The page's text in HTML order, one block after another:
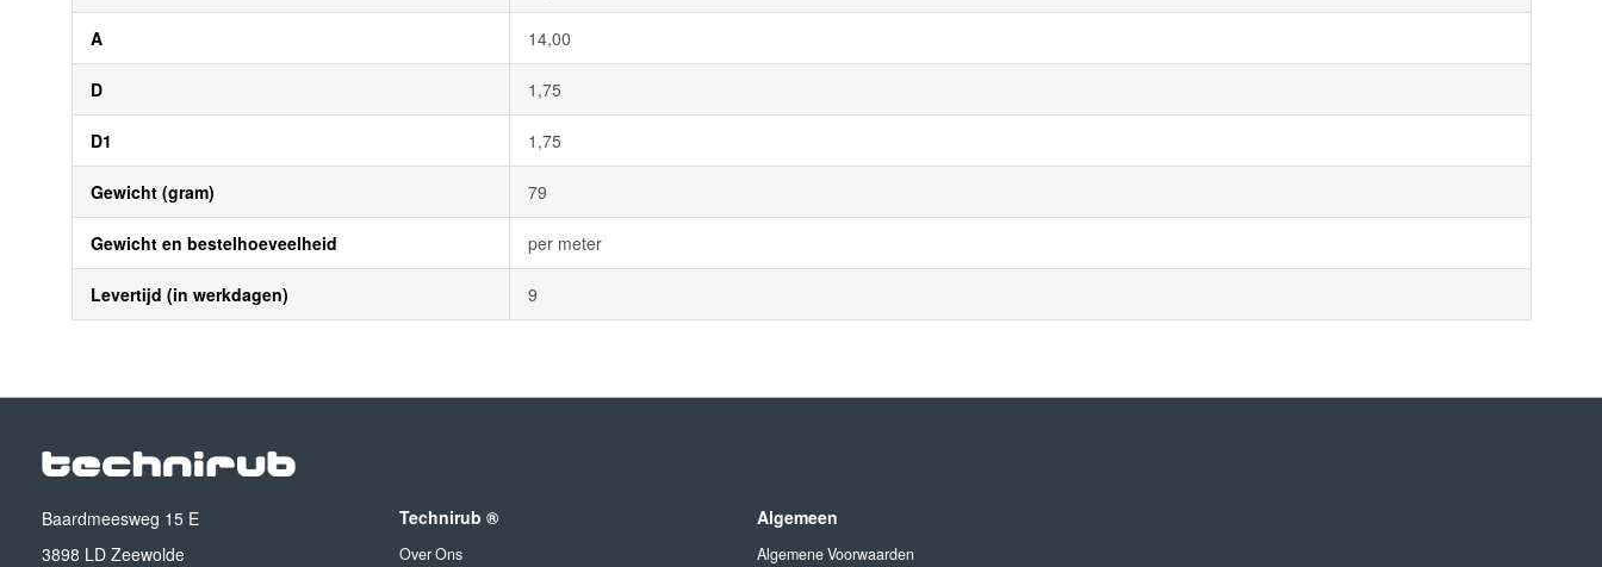
A 14,00
D 1,75
D1 1,75
Gewicht (gram) 79
Gewicht en bestelhoeveelheid per meter
Levertijd (in werkdagen) 9
Baardmeesweg 15 E
3898 LD Zeewolde
Technirub ®
Over Ons
Algemeen
Algemene Voorwaarden